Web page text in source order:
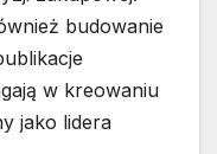
budowanie
w kreowaniu
jako lidera